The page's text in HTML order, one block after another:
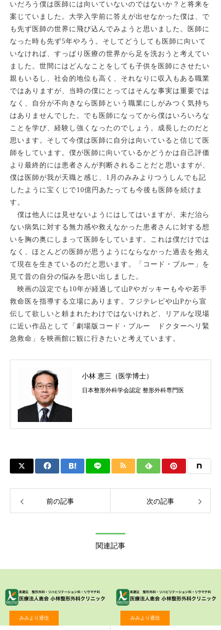
いだろう僕は医師には向いていないのではないか？と将来を
案じていました。大学入学前に答えが出せなかった僕は、で
も先ず医師の世界に飛び込んでみようと思いました。医師に
なった時も先ず5年やろう。そしてどうしても医師に向いて
いなければ、すっぱり医療の世界から足を洗おうと考えてい
ました。世間にはどんなことをしても子供を医師にさせたい
親もいるし、社会的地位も高く、それなりに収入もある職業
ではありますが、当時の僕にとってはそんな事実は重要では
なく、自分が不向きなら医師という職業にしがみつく気持ち
はありませんでした。でも医師になってから僕はいろいろな
ことを学び、経験し強くなったのでしょう。成長したのだと
思います。そして今僕は医師に自分は向いていると信じて医
師をしています。僕が医師に向いているかどうかは自己評価
より最終的には患者さんが判断されることだと思いますが、
僕は医師が我が天職と感じ、 1 月のみみよりつうしんでも記
したように宝くじで10億円あたっても今後も医師を続けま
す。
僕は他人には見せないようにはしてはいますが、未だ治ら
ない病気に対する無力感や救えなかった患者さんに対する想
いを胸の奥にしまって医師をしています。これは僕だけでは
なく、ほとんどの医師が思うようにならなかった過去を抱え
て現在を生きているのだと思います。「コード・ブルー」を
見て昔の自分の悩みを思い出しました。
映画の設定でも 10年が経過して山Pやガッキーも今や若手
救命医を指導する立場にあります。フジテレビや山Pから宣
伝して欲しいと頼まれたわけではないけれど、リアルな現場
に近い作品として「劇場版コード・ブルー
ドクターヘリ緊
急救命」を映画館に観に行きたいと考えています。
小林 恵三（医学博士）
日本整形外科学会認定 整形外科専門医
前の記事 次の記事
関連記事
みみより通信 みみより通信